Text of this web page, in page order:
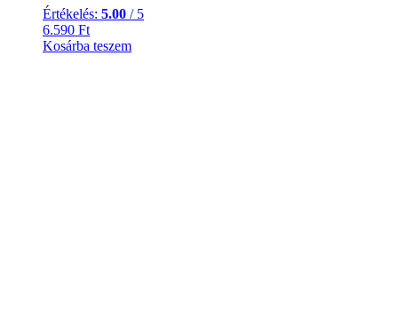
Értékelés: 5.00 / 5
6.590 Ft
Kosárba teszem